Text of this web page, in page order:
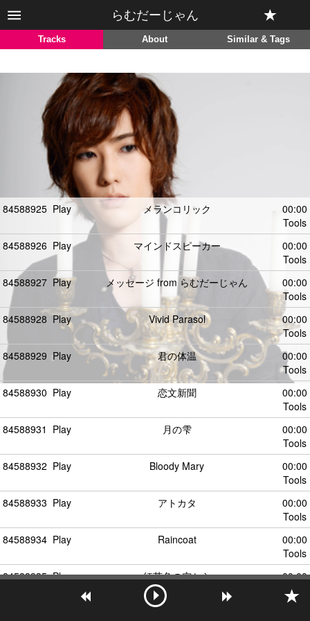
らむだーじゃん
Tracks About Similar & Tags
84588925 Play メランコリック
00:00
Tools
84588926 Play マインドスピーカー
00:00
Tools
84588927 Play メッセージ from らむだーじゃん
00:00
Tools
84588928 Play Vivid Parasol
00:00
Tools
84588929 Play 君の体温
00:00
Tools
84588930 Play 恋文新聞
00:00
Tools
84588931 Play 月の雫
00:00
Tools
84588932 Play Bloody Mary
00:00
Tools
84588933 Play アトカタ
00:00
Tools
84588934 Play Raincoat
00:00
Tools
84588935 Play 紅茶色の空から
00:00
Tools